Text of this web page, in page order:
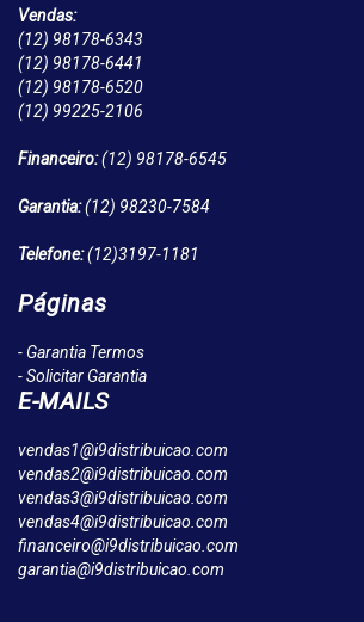
Vendas:
(12) 98178-6343
(12) 98178-6441
(12) 98178-6520
(12) 99225-2106
Financeiro:(12) 98178-6545
Garantia:(12) 98230-7584
Telefone:(12)3197-1181
Páginas
- Garantia Termos
- Solicitar Garantia
E-MAILS
vendas1@i9distribuicao.com
vendas2@i9distribuicao.com
vendas3@i9distribuicao.com
vendas4@i9distribuicao.com
financeiro@i9distribuicao.com
garantia@i9distribuicao.com